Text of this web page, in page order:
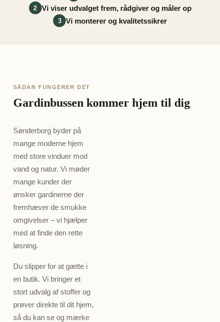
2 Vi viser udvalget frem, rådgiver og måler op
3 Vi monterer og kvalitetssikrer
SÅDAN FUNGERER DET
Gardinbussen kommer hjem til dig
Sønderborg byder på
mange moderne hjem
med store vinduer mod
vand og natur. Vi møder
mange kunder der
ønsker gardinerne der
fremhæver de smukke
omgivelser – vi hjælper
med at finde den rette
løsning.
Du slipper for at gætte i
en butik. Vi bringer et
stort udvalg af stoffer og
prøver direkte til dit hjem,
så du kan se og mærke